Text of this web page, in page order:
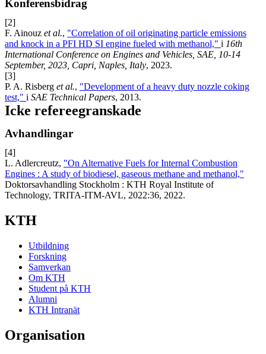
Konferensbidrag
[2]
F. Ainouz et al., "Correlation of oil originating particle emissions
and knock in a PFI HD SI engine fueled with methanol," i 16th
International Conference on Engines and Vehicles, SAE, 10-14
September, 2023, Capri, Naples, Italy, 2023.
[3]
P. A. Risberg et al., "Development of a heavy duty nozzle coking
test," i SAE Technical Papers, 2013.
Icke refereegranskade
Avhandlingar
[4]
L. Adlercreutz, "On Alternative Fuels for Internal Combustion
Engines : A study of biodiesel, gaseous methane and methanol,"
Doktorsavhandling Stockholm : KTH Royal Institute of
Technology, TRITA-ITM-AVL, 2022:36, 2022.
KTH
Utbildning
Forskning
Samverkan
Om KTH
Student på KTH
Alumni
KTH Intranät
Organisation